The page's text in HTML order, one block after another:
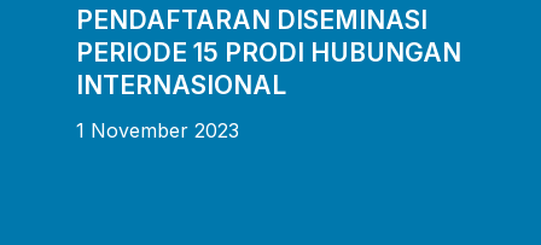
PENDAFTARAN DISEMINASI
PERIODE 15 PRODI HUBUNGAN
INTERNASIONAL
1 November 2023